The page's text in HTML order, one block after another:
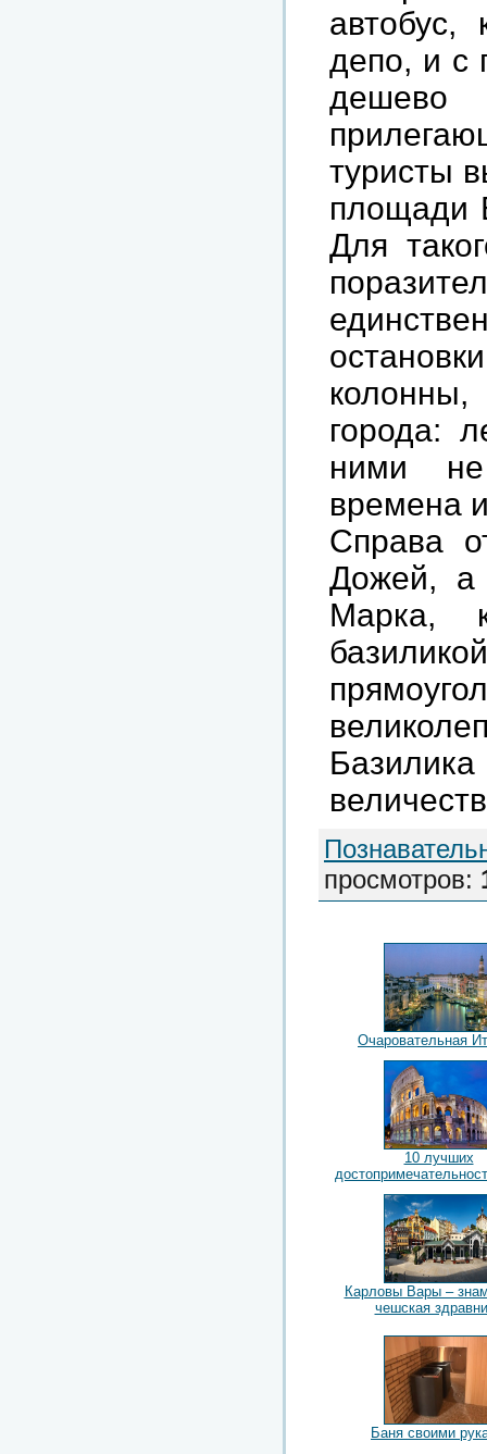
автобус,
депо, и с
туристы
площади
Для
города:
ними не
времена
Справа
Дожей, а
Марка,
просмотров:
Очаровательная
10 лучших
Карловы Вары –
чешская
Баня своими